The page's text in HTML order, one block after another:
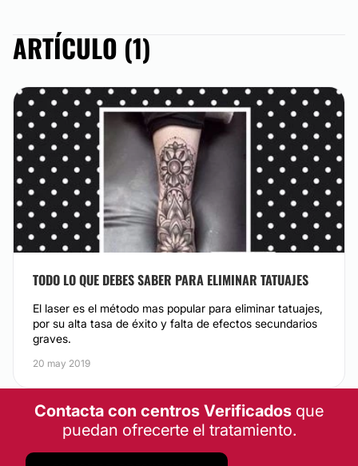
Microblading es una técnica de maquillaje
semipermanente para corregir o reconstruir
completamente una ceja pobre o carente de pelo,
introduciendo pigmento en la piel, dando un resultado
más natural.
CONTACTAR
ARTÍCULO (1)
TODO LO QUE DEBES SABER PARA ELIMINAR TATUAJES
El laser es el método mas popular para eliminar tatuajes,
por su alta tasa de éxito y falta de efectos secundarios
graves.
20 may 2019
Contacta con centros Verificados que
puedan ofrecerte el tratamiento.